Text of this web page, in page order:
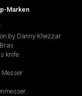
Marken
by Danny Khezzar
knife